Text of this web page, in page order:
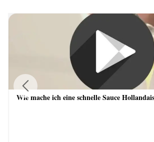
Wie mache ich eine schnelle Sauce
Previous